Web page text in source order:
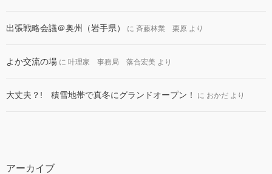
出張戦略会議＠奥州（岩手県） に 斉藤林業 栗原 より
よか交流の場 に 叶理家 事務局 落合宏美 より
大丈夫？! 積雪地帯で真冬にグランドオープン！ に おかだ より
アーカイブ